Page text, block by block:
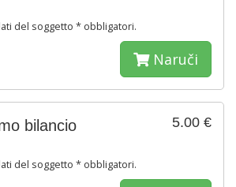
del soggetto * obbligatori.
Naruči
5.00 €
bilancio
del soggetto * obbligatori.